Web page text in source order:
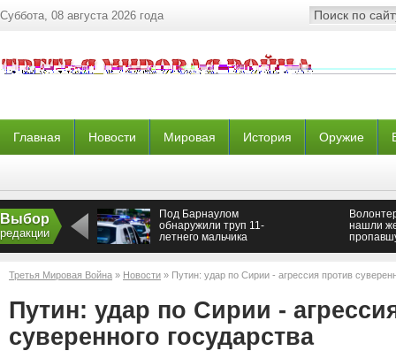
Суббота, 08 августа 2026 года
Главная Новости Мировая История Оружие
Выбор
редакции
Под Барнаулом
обнаружили труп 11-
летнего мальчика
нашли
Третья Мировая Война » Новости » Путин: удар по Сирии - агрессия против
Путин: удар по Сирии -
суверенного государства